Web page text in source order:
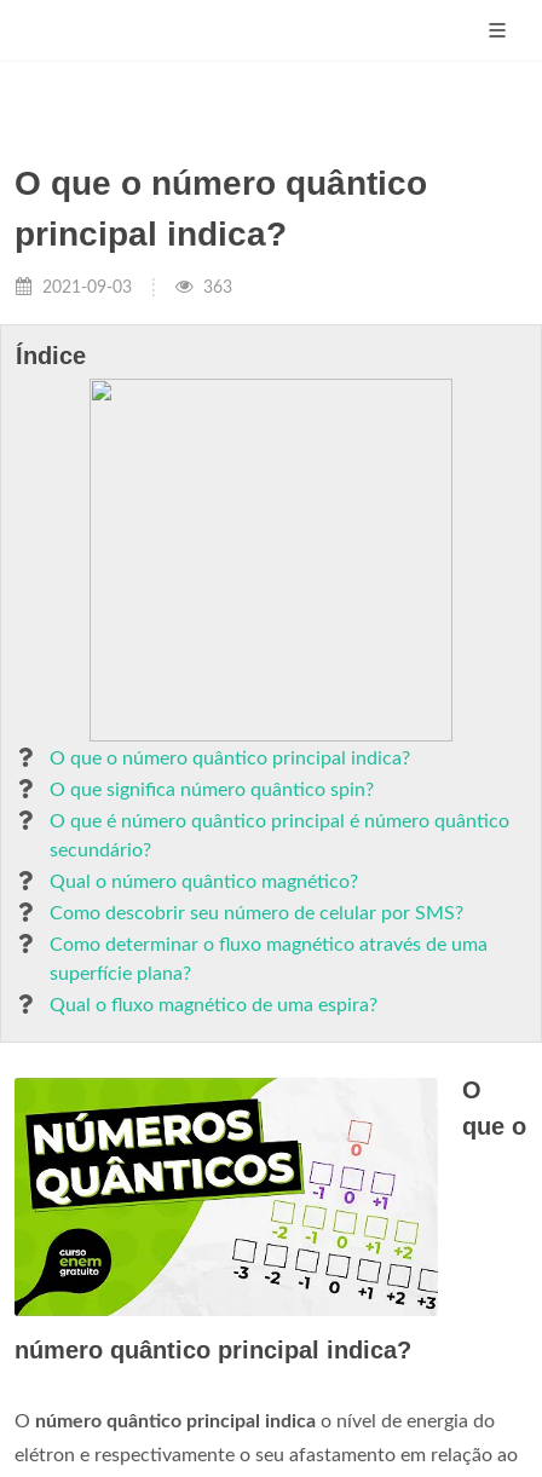
O que o número quântico
principal indica?
2021-09-03 363
Índice
O que o número quântico principal indica?
O que significa número quântico spin?
O que é número quântico principal é número quântico
secundário?
Qual o número quântico magnético?
Como descobrir seu número de celular por SMS?
Como determinar o fluxo magnético através de uma
superfície plana?
Qual o fluxo magnético de uma espira?
O
que o
número quântico principal indica?
O número quântico principal indica o nível de energia do
elétron e respectivamente o seu afastamento em relação ao